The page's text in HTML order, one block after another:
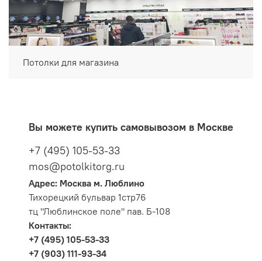
Потолки для магазина
Вы можете купить самовывозом в Москве
+7 (495) 105-53-33
mos@potolkitorg.ru
Адрес: Москва м. Люблино
Тихорецкий бульвар 1стр76
тц "Люблинское поле" пав. Б-108
Контакты:
+7 (495) 105-53-33
+7 (903) 111-93-34